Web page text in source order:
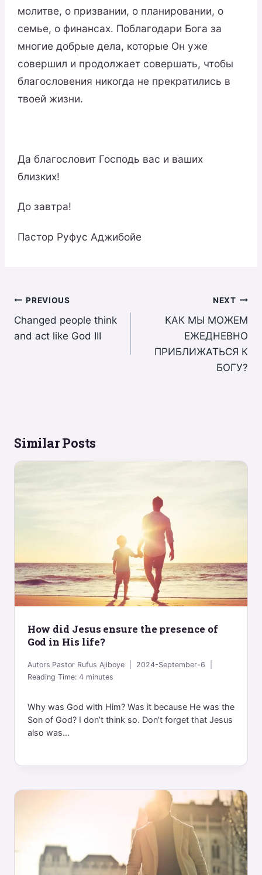
молитве, о призвании, о планировании, о
семье, о финансах. Поблагодари Бога за
многие добрые дела, которые Он уже
совершил и продолжает совершать, чтобы
благословения никогда не прекратились в
твоей жизни.
Да благословит Господь вас и ваших
близких!
До завтра!
Пастор Руфус Аджибойе
Post
navigation
PREVIOUS
Changed people think
and act like God III
NEXT
КАК МЫ МОЖЕМ
ЕЖЕДНЕВНО
ПРИБЛИЖАТЬСЯ К
БОГУ?
Similar Posts
How did Jesus ensure the presence of
God in His life?
Autors Pastor Rufus Ajiboye
2024-September-6
Reading Time:4 minutes
Why was God with Him? Was it because He was the
Son of God? I don’t think so. Don’t forget that Jesus
also was...